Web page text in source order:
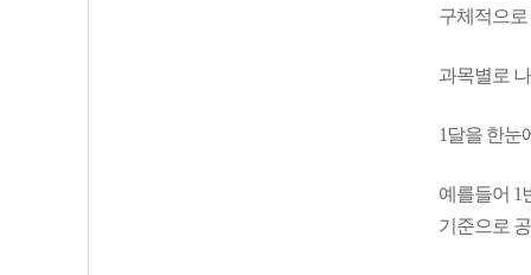
구체적으
과목별로
1달을 한눈
예를들어 1
기준으로